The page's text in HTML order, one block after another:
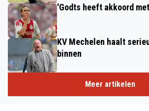
'Godts heeft akkoord
KV Mechelen haalt
binnen
Meer artikelen